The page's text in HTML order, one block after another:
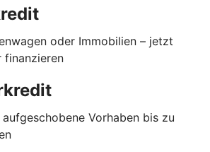
oder Immobilien – jetzt
finanzieren
Vorhaben bis zu